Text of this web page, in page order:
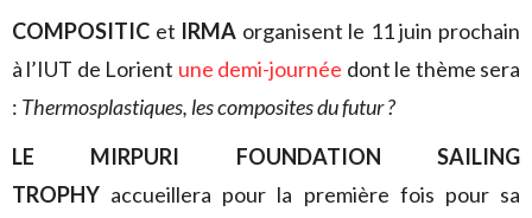
COMPOSITIC et IRMA organisent le 11 juin prochain
à l’IUT de Lorient une demi-journée dont le thème sera
: Thermosplastiques, les composites du futur ?
LE MIRPURI FOUNDATION SAILING
TROPHY accueillera pour la première fois pour sa